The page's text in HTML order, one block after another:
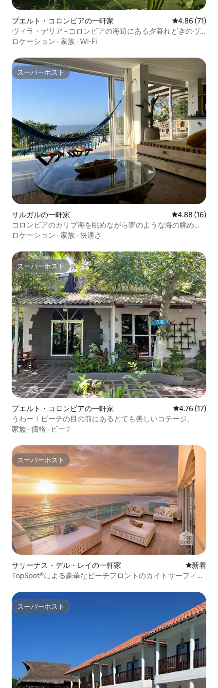
プエルト・コロンビアの一軒家 レビュー71
4.86 (71)
ヴィラ・デリア - コロンビアの海辺にある夕暮れどきのヴ
ィラ
ロケーション · 家族 · Wi-Fi
スーパーホスト
スーパーホスト
サルガルの一軒家 レビュー16
4.88 (16)
コロンビアのカリブ海を眺めながら夢のような海の眺めを
楽しもう
ロケーション · 家族 ·快適さ
スーパーホスト
スーパーホスト
プエルト・コロンビアの一軒家 レビュー17
4.76 (17)
うわー！ビーチの目の前にあるとても美しいコテージ。
家族 · 価格 · ビーチ
スーパーホスト
スーパーホスト
サリーナス・デル・レイの一軒家 新しい宿
新着
TopSpot®による豪華なビーチフロントのカイトサーフィン
スーパーホスト
スーパーホスト